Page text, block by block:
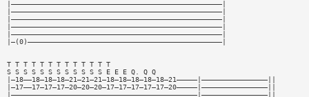
|———————————————————————————————————————————————————|
|———————————————————————————————————————————————————|
|———————————————————————————————————————————————————|
|———————————————————————————————————————————————————|
|———————————————————————————————————————————————————|
|—(0)———————————————————————————————————————————————|
T T T T T T T T T T T T T
S S S S S S S S S S S S E E E Q. Q Q
|—18——18—18—18—21—21—21—18—18—18—18—18—21—————|————————————————||
|—17——17—17—17—20—20—20—17—17—17—17—17—20—————|————————————————||
|—————————————————————————————————————————————|————————————————||